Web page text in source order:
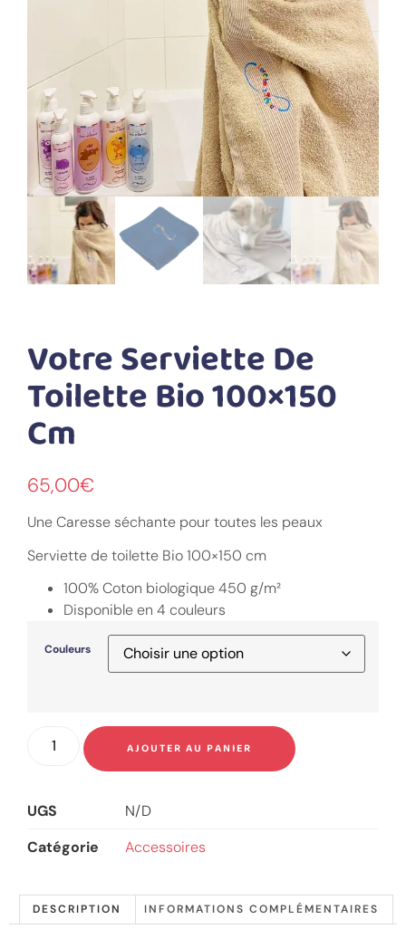
Votre Serviette De
Toilette Bio 100×150
Cm
65,00€
Une Caresse séchante pour toutes les peaux
Serviette de toilette Bio 100×150 cm
100% Coton biologique 450 g/m²
Disponible en 4 couleurs
Couleurs
AJOUTER AU PANIER
UGS
N/D
Catégorie
Accessoires
DESCRIPTION INFORMATIONS COMPLÉMENTAIRES